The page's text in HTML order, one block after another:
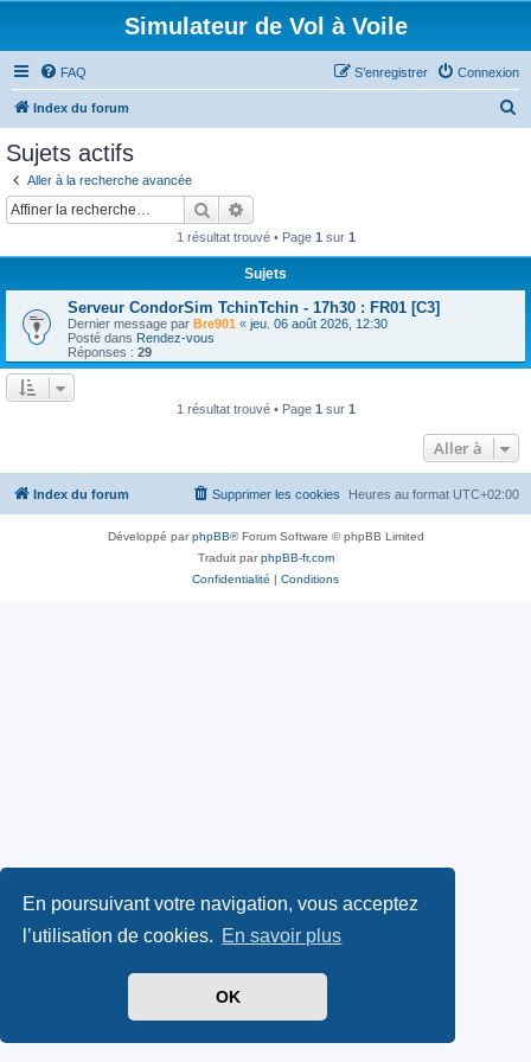
En poursuivant votre navigation, vous acceptez
l’utilisation de cookies. En savoir plus
OK
Simulateur de Vol à Voile
FAQ Connexion
S’enregistrer
Index du forum
r
Sujets actifs
Aller à la recherche avancée
Rechercher
1 résultat trouvé • Page 1 sur 1
Sujets
Serveur CondorSim TchinTchin - 17h30 : FR01 [C3]
Dernier message par Bre901 « jeu. 06 août 2026, 12:30
Posté dans Rendez-vous
Réponses : 29
1 résultat trouvé • Page 1 sur 1
Aller à
Index du forum Heures au format UTC+02:00
Supprimer les cookies
Développé parphpBB® Forum Software © phpBB Limited
Traduit parphpBB-fr.com
Confidentialité | Conditions